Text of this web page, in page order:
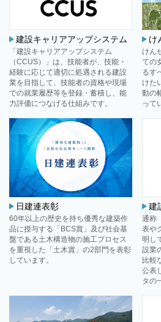
建築基礎の歩み
建築ロボット
建設キャリアアップシステム
「建設キャリアアップシステム
（CCUS）」は、技能者が、技能・
経験に応じて適切に処遇される建設
業を目指して、技能者の資格や現場
での就業履歴等を登録・蓄積し、能
力評価につなげる仕組みです。
け
けん
ての
るす
けた
動の
って
日建連表彰
60年以上の歴史を持ち優秀な建築作
品に授与する「BCS賞」及び社会基
盤である土木構造物の施工プロセス
を重視した「土木賞」の2部門を表彰
しています。
建
通称
表や
明し
設業
比較
公表
タの